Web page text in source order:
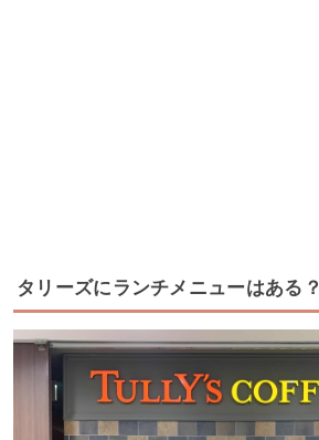
タリーズにランチメニューはある